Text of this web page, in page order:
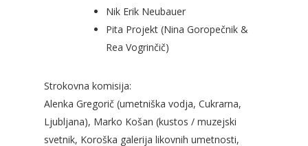
Nik Erik Neubauer
Pita Projekt (Nina Goropečnik &
Rea Vogrinčič)
Strokovna komisija:
Alenka Gregorič (umetniška vodja, Cukrarna,
Ljubljana), Marko Košan (kustos / muzejski
svetnik, Koroška galerija likovnih umetnosti,